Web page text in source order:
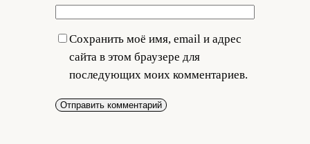
Сохранить моё имя, email и адрес
сайта в этом браузере для
последующих моих комментариев.